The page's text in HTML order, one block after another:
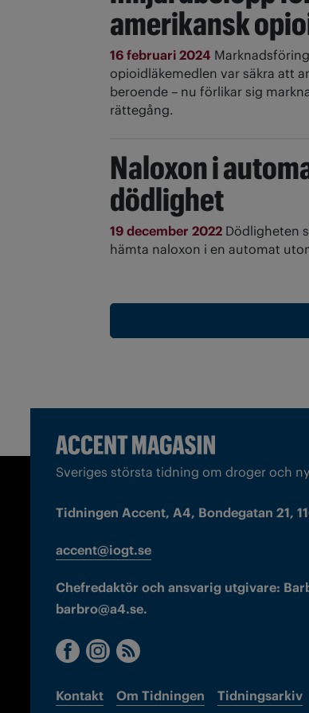
amerikansk
16 februari 2024
opioidläkemedlen var säkra att
beroende – nu förlikar sig
rättegång.
Naloxon i
dödlighet
19 december 2022 Dödligheten
hämta naloxon i en automat
Sveriges största tidning om droger och
Tidningen Accent, A4, Bondegatan 21,
accent@iogt.se
Chefredaktör och ansvarig utgivare:
barbro@a4.se.
Kontakt Om Tidningen Tidningsarkiv